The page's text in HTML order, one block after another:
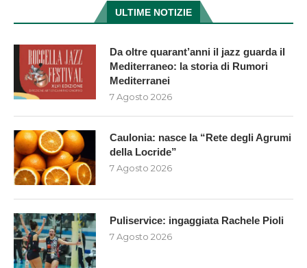
ULTIME NOTIZIE
Da oltre quarant’anni il jazz guarda il
Mediterraneo: la storia di Rumori
Mediterranei
7 Agosto 2026
Caulonia: nasce la “Rete degli Agrumi
della Locride”
7 Agosto 2026
Puliservice: ingaggiata Rachele Pioli
7 Agosto 2026